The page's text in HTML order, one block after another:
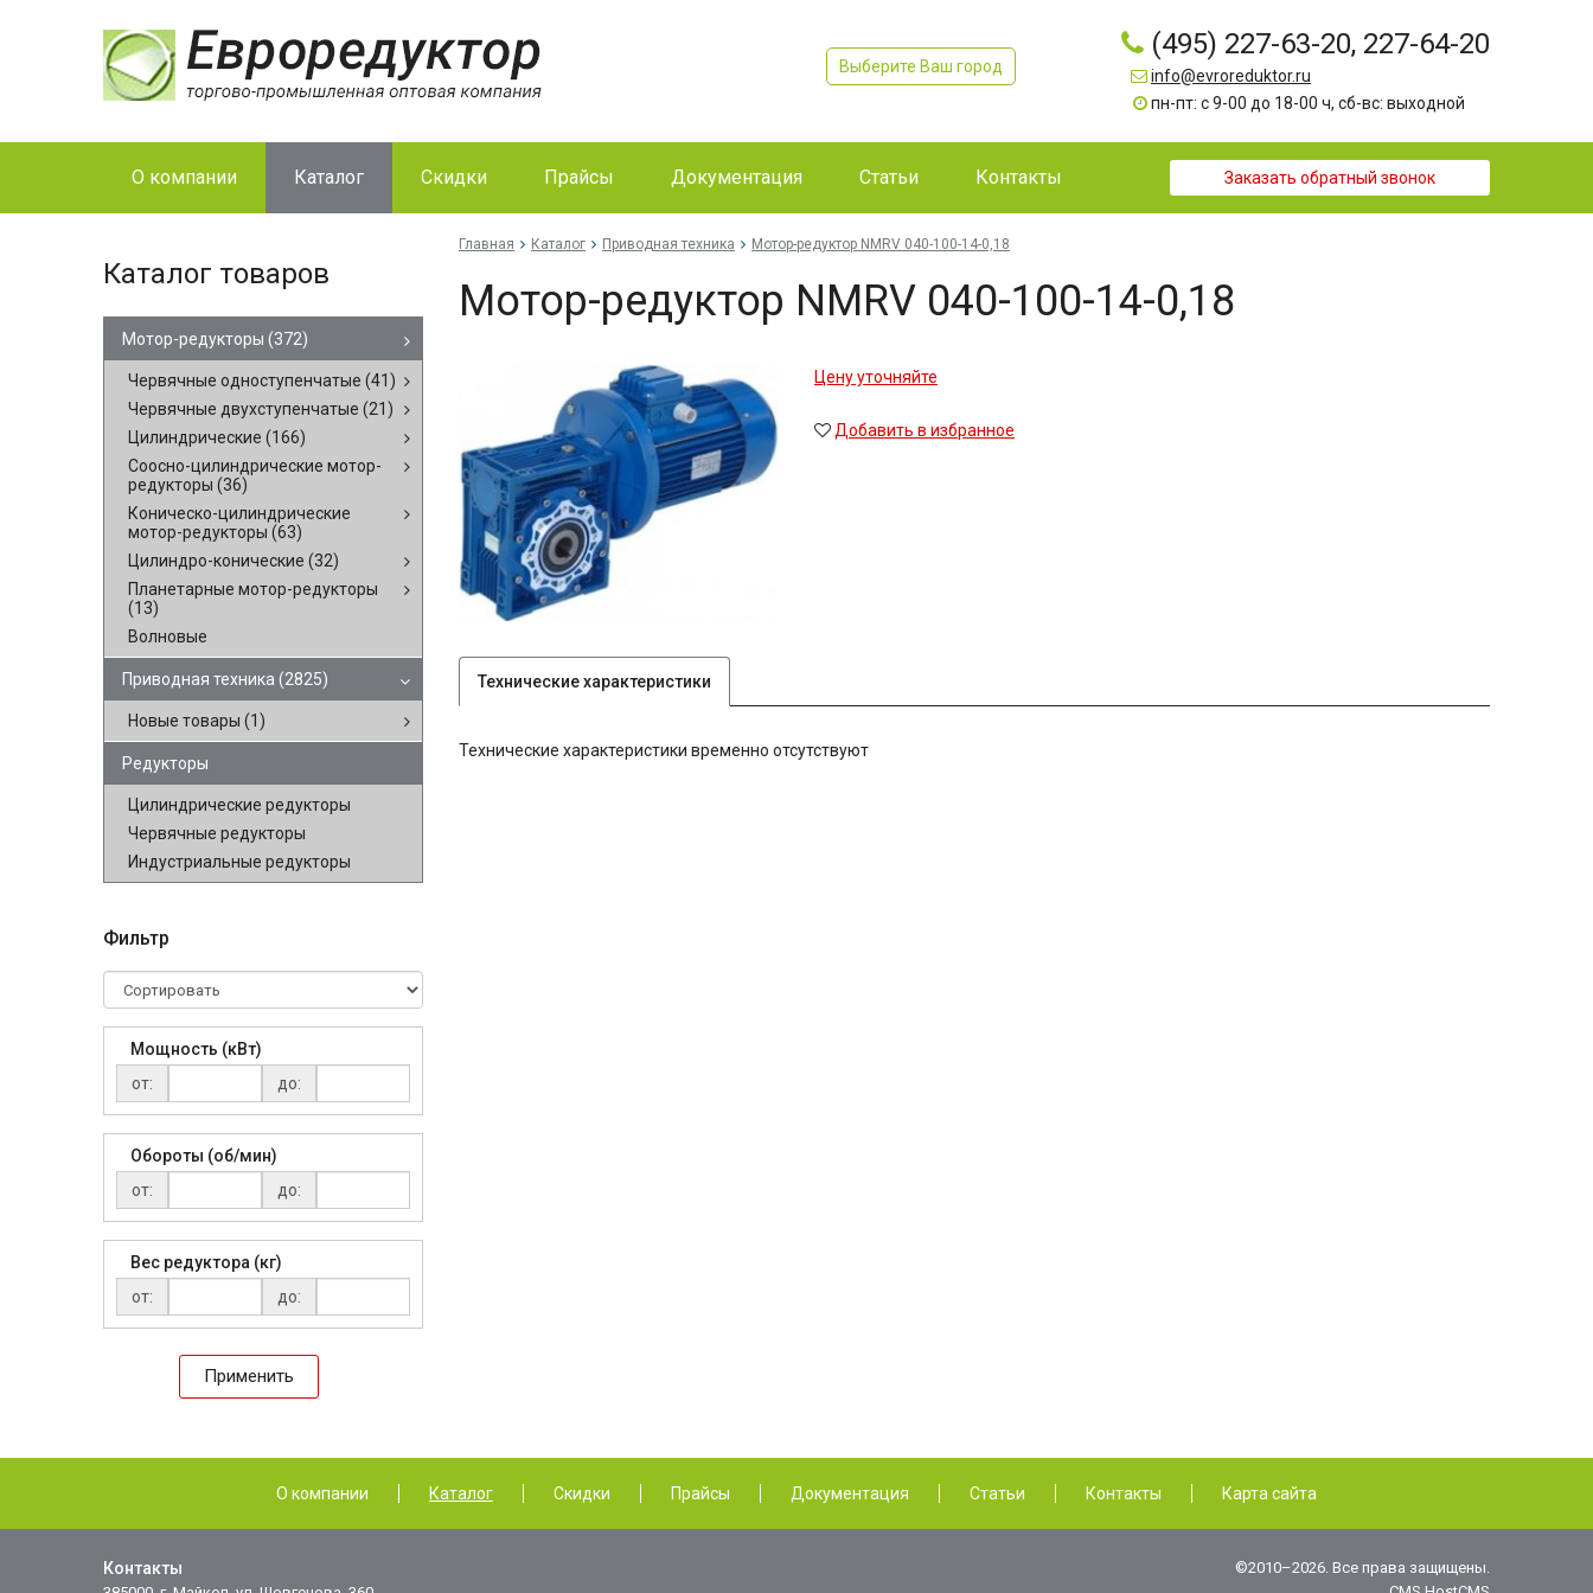
Выберите Ваш город
(495) 227-63-20, 227-64-20
info@evroreduktor.ru
пн-пт: с 9-00 до 18-00 ч, сб-вс: выходной
О компании Каталог Скидки Прайсы Документация Статьи Контакты Заказать обратный звонок
Каталог товаров
Мотор-редукторы (372)
Червячные одноступенчатые (41)
Червячные двухступенчатые (21)
Цилиндрические (166)
Соосно-цилиндрические мотор-
редукторы (36)
Коническо-цилиндрические
мотор-редукторы (63)
Цилиндро-конические (32)
Планетарные мотор-редукторы
(13)
Волновые
Приводная техника (2825)
Новые товары (1)
Редукторы
Цилиндрические редукторы
Червячные редукторы
Индустриальные редукторы
Фильтр
Мощность (кВт)
от:
до:
Обороты (об/мин)
от:
до:
Вес редуктора (кг)
от:
до:
Применить
Главная Каталог Приводная техника Мо­тор-ре­дук­тор NMRV 040-100-14-0,18
Мо­тор-ре­дук­тор NMRV 040-100-14-0,18
Цену уточняйте
Добавить в избранное
Технические характеристики
Технические характеристики временно отсутствуют
О компании Каталог Скидки Прайсы Документация Статьи Контакты Карта сайта
Контакты
©2010–2026. Все права защищены.